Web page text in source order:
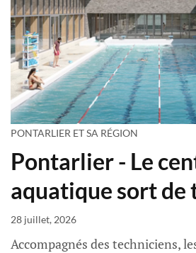
PONTARLIER ET SA RÉGION
Pontarlier - Le
aquatique sort de
28 juillet, 2026
Accompagnés des techniciens,